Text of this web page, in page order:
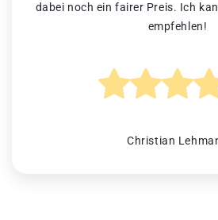
dabei noch ein fairer Preis. Ich
empfehlen!
Christian